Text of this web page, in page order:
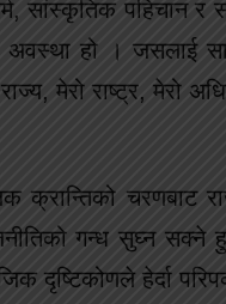
सांस्कृतिक पहिचान र
अवस्था हो । जसलाई
मेरो राष्ट्र, मेरो
क्रान्तिको
गन्ध सुघ्न सक्ने
दृष्टिकोणले हेर्दा